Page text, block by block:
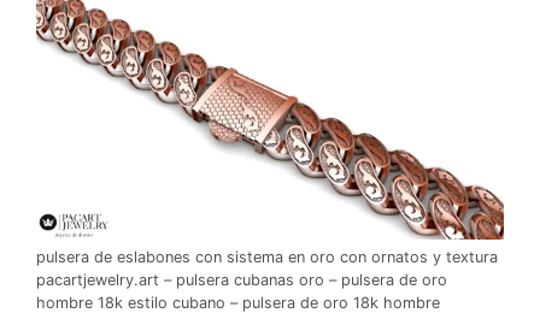
pulsera de eslabones con sistema en oro con ornatos y textura
pacartjewelry.art – pulsera cubanas oro – pulsera de oro
hombre 18k estilo cubano – pulsera de oro 18k hombre